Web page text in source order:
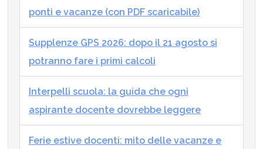
ponti e vacanze (con PDF scaricabile)
Supplenze GPS 2026: dopo il 21 agosto si
potranno fare i primi calcoli
Interpelli scuola: la guida che ogni
aspirante docente dovrebbe leggere
Ferie estive docenti: mito delle vacanze e